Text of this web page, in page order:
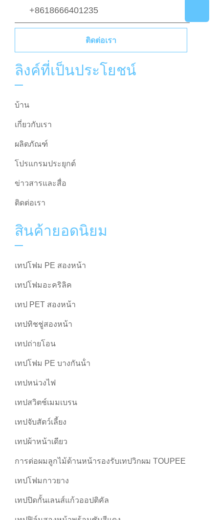
+8618666401235
ติดต่อเรา
ลิงค์ที่เป็นประโยชน์
บ้าน
เกี่ยวกับเรา
ผลิตภัณฑ์
โปรแกรมประยุกต์
ข่าวสารและสื่อ
ติดต่อเรา
สินค้ายอดนิยม
เทปโฟม PE สองหน้า
เทปโฟมอะคริลิค
เทป PET สองหน้า
เทปทิชชู่สองหน้า
เทปถ่ายโอน
เทปโฟม PE บางกันน้ํา
เทปหน่วงไฟ
เทปสวิตช์เมมเบรน
เทปจับสัตว์เลี้ยง
เทปผ้าหน้าเดียว
การต่อผมลูกไม้ด้านหน้ารองรับเทปวิกผม TOUPEE
เทปโฟมกาวยาง
เทปปิดกั้นเลนส์แก้วออปติคัล